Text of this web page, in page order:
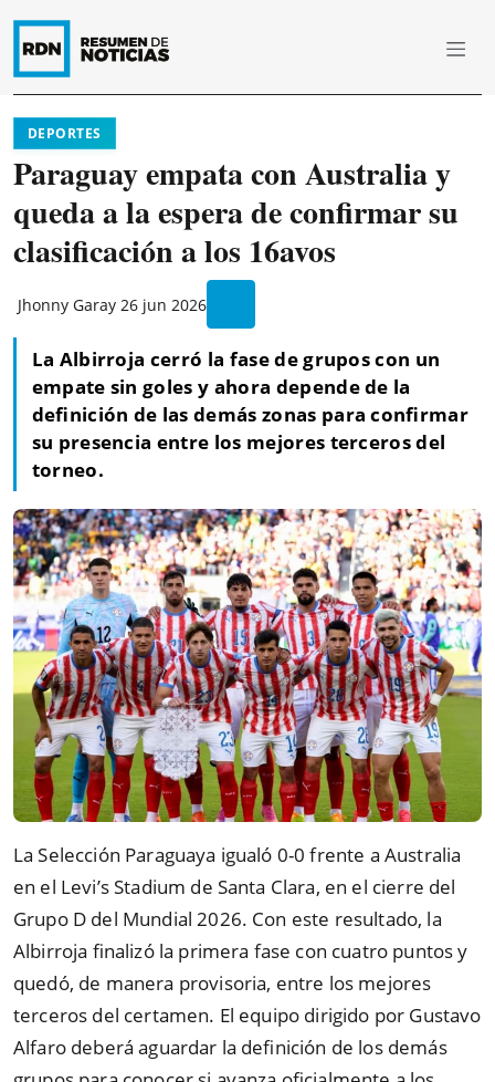
DEPORTES
Paraguay empata con Australia y
queda a la espera de confirmar su
clasificación a los 16avos
Jhonny Garay 26 jun 2026
La Albirroja cerró la fase de grupos con un
empate sin goles y ahora depende de la
definición de las demás zonas para confirmar
su presencia entre los mejores terceros del
torneo.
La Selección Paraguaya igualó 0-0 frente a Australia
en el Levi’s Stadium de Santa Clara, en el cierre del
Grupo D del Mundial 2026. Con este resultado, la
Albirroja finalizó la primera fase con cuatro puntos y
quedó, de manera provisoria, entre los mejores
terceros del certamen. El equipo dirigido por Gustavo
Alfaro deberá aguardar la definición de los demás